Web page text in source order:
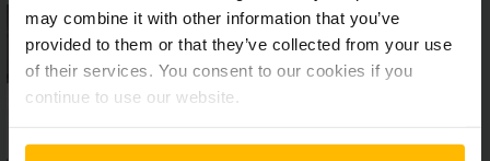
may combine it with other information that you’ve
provided to them or that they’ve collected from your use
of their services. You consent to our cookies if you
continue to use our website.